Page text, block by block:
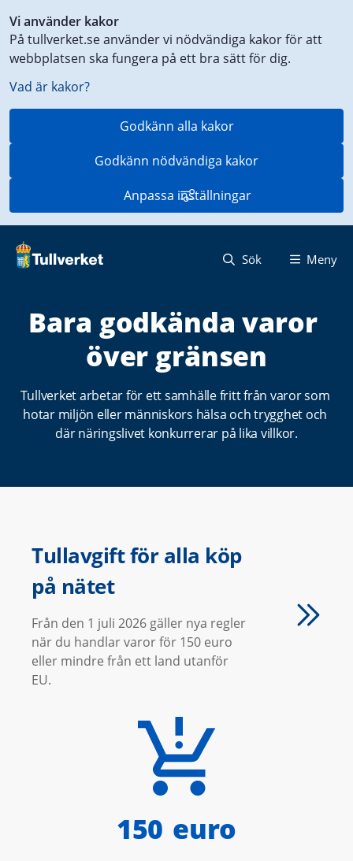
Vi använder kakor
På tullverket.se använder vi nödvändiga kakor för att
webbplatsen ska fungera på ett bra sätt för dig.
Vad är kakor?
Godkänn alla kakor
Godkänn nödvändiga kakor
Anpassa inställningar
till
innehåll
på
aktuell
Sök Meny
r
Bara godkända varor
över gränsen
Tullverket arbetar för ett samhälle fritt från varor som
hotar miljön eller människors hälsa och trygghet och
där näringslivet konkurrerar på lika villkor.
Tullavgift för alla köp
på nätet
Från den 1 juli 2026 gäller nya regler
när du handlar varor för 150 euro
eller mindre från ett land utanför
EU.
150 euro